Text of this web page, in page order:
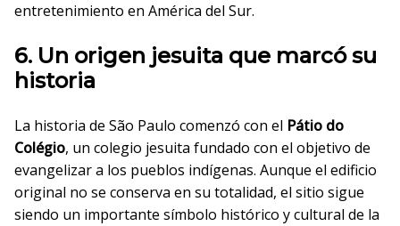
entretenimiento en América del Sur.
6. Un origen jesuita que marcó su
historia
La historia de São Paulo comenzó con el Pátio do
Colégio, un colegio jesuita fundado con el objetivo de
evangelizar a los pueblos indígenas. Aunque el edificio
original no se conserva en su totalidad, el sitio sigue
siendo un importante símbolo histórico y cultural de la